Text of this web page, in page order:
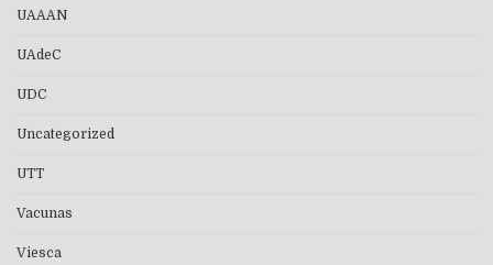
UAAAN
UAdeC
UDC
Uncategorized
UTT
Vacunas
Viesca